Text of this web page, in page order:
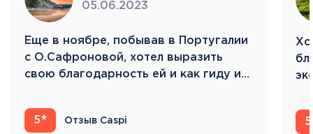
05.06.2023
Eще в ноябре, побывав в Португалии
с О.Сафроновой, хотел выразить
свою благодарность ей и как гиду и…
5 Отзыв Caspi 5